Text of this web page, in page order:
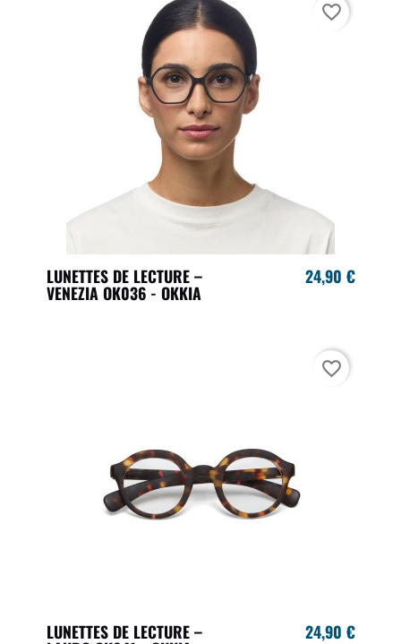
LUNETTES DE LECTURE –
VENEZIA OK036 - OKKIA
24,90 €
favorite_border
LUNETTES DE LECTURE – 24,90 €
favorite_border